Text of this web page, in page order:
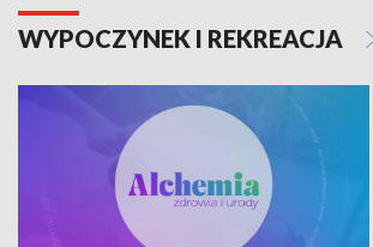
WYPOCZYNEK I REKREACJA